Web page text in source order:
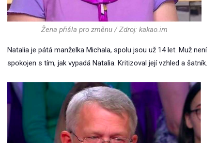
Žena přišla pro změnu / Zdroj: kakao.im
Natalia je pátá manželka Michala, spolu jsou už 14 let. Muž není
spokojen s tím, jak vypadá Natalia. Kritizoval její vzhled a šatník.